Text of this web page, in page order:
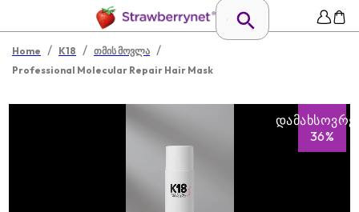
Home / K18 / თმის მოვლა /
Professional Molecular Repair Hair Mask
36%